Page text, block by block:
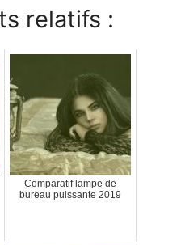
relatifs :
Comparatif lampe de
bureau puissante 2019